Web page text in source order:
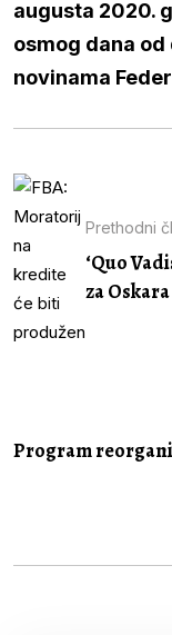
augusta 2020.
osmog dana
novinama
Prethodni
‘Quo
za Oskara
Program